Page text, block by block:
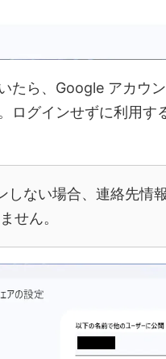
たら、Google アカウ
ログインせずに利用す
しない場合、連絡先情
せん。